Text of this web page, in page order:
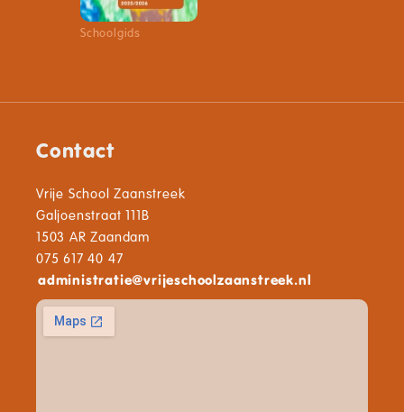
Schoolgids
Contact
Vrije School Zaanstreek
Galjoenstraat 111B
1503 AR Zaandam
075 617 40 47
administratie@vrijeschoolzaanstreek.nl